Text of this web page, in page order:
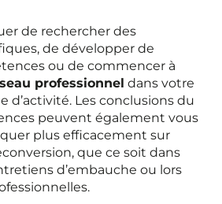
de rechercher des
de développer de
ou de commencer à
professionnel dans votre
d’activité. Les conclusions du
peuvent également vous
plus efficacement sur
que ce soit dans
d’embauche ou lors